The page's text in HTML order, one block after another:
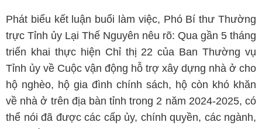
Phát biểu kết luận buổi làm việc, Phó Bí thư Thường
trực Tỉnh ủy Lại Thế Nguyên nêu rõ: Qua gần 5 tháng
triển khai thực hiện Chỉ thị 22 của Ban Thường vụ
Tỉnh ủy về Cuộc vận động hỗ trợ xây dựng nhà ở cho
hộ nghèo, hộ gia đình chính sách, hộ còn khó khăn
về nhà ở trên địa bàn tỉnh trong 2 năm 2024-2025, có
thể nói đã được các cấp ủy, chính quyền, các ngành,